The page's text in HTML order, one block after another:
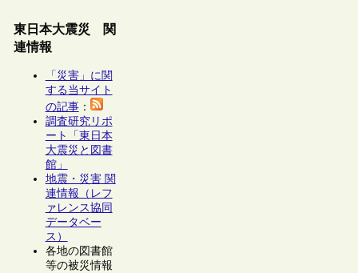
東日本大震災 関
連情報
「災害」に関
する当サイト
の記事：
調査研究リポ
ート「東日本
大震災と図書
館」
地震・災害 関
連情報（レフ
ァレンス協同
データベー
ス）
各地の図書館
等の被災情報